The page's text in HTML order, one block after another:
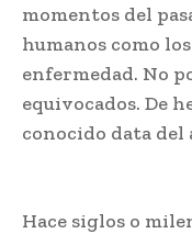
momentos del
humanos como
enfermedad. No
equivocados. De
conocido data del
Hace siglos o